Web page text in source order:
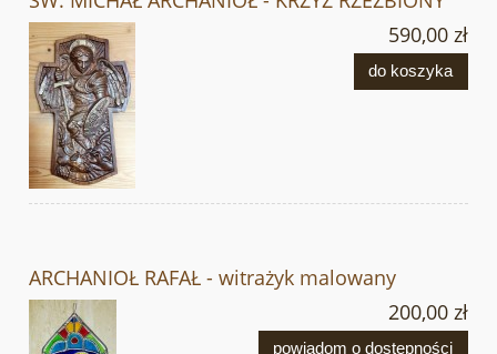
590,00 zł
do koszyka
ARCHANIOŁ RAFAŁ - witrażyk malowany
200,00 zł
powiadom o dostępności